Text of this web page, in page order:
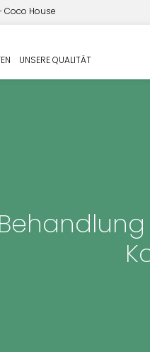
House
UNSERE QUALITÄT